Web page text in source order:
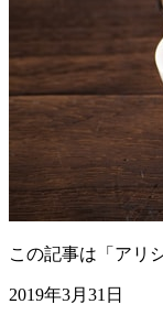
この記事は「アリ
2019年3月31日